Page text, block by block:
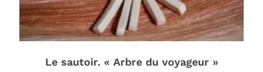
Le sautoir. « Arbre du voyageur »